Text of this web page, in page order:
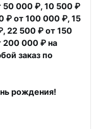
000 ₽, 10 500 ₽
₽ от 100 000 ₽, 15
22 500 ₽ от 150
000 ₽ на
заказ по
рождения!